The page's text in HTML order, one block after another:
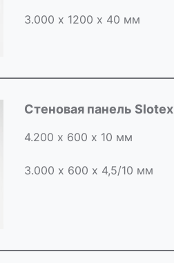
3.000 х 1200 х 40 мм
Стеновая панель Slotex
4.200 х 600 х 10 мм
3.000 х 600 х 4,5/10 мм